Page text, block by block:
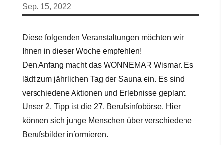
Sep. 15, 2022
Diese folgenden Veranstaltungen möchten wir
Ihnen in dieser Woche empfehlen!
Den Anfang macht das WONNEMAR Wismar. Es
lädt zum jährlichen Tag der Sauna ein. Es sind
verschiedene Aktionen und Erlebnisse geplant.
Unser 2. Tipp ist die 27. Berufsinfobörse. Hier
können sich junge Menschen über verschiedene
Berufsbilder informieren.